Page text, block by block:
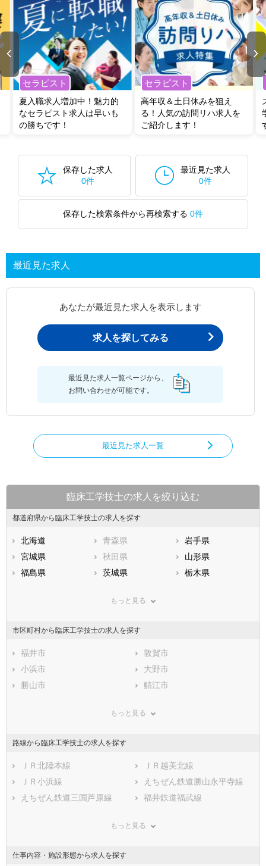
セラピスト
夏入職求人増加中！魅力的
なセラピスト求人は早いも
の勝ちです！
セラピスト
高年収＆土日休みを狙え
る！人気の訪問リハ求人を
ご紹介します！
保存した求人
0件
最近見た求人
0件
保存した検索条件から再検索する 0件
最近見た求人
あなたが最近見た求人を表示します
求人を探してみる
最近見た求人一覧ページから、
お問い合わせが可能です。
最近見た求人一覧
臨床工学技士の求人を絞り込む
都道府県から臨床工学技士の求人を探す
北海道 青森県
岩手県
宮城県
秋田県
山形県
福島県
茨城県
栃木県
神奈川県
石川県
福井県
静岡県
滋賀県
兵庫県
山口県
福岡県
佐賀県
熊本県
宮崎県
鹿児島県
もっと見る
市区町村から臨床工学技士の求人を探す
福井市
敦賀市
小浜市
大野市
勝山市
鯖江市
吉田郡永平寺町
丹生郡越前町
大飯郡高浜町
大飯郡おおい町
三方上中郡若狭町
もっと見る
路線から臨床工学技士の求人を探す
ＪＲ北陸本線
ＪＲ越美北線
ＪＲ小浜線
えちぜん鉄道勝山永平寺線
えちぜん鉄道三国芦原線
福井鉄道福武線
もっと見る
仕事内容・施設形態から求人を探す